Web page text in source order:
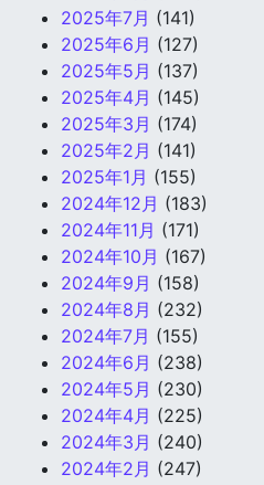
2025年7月 (141)
2025年6月 (127)
2025年5月 (137)
2025年4月 (145)
2025年3月 (174)
2025年2月 (141)
2025年1月 (155)
2024年12月 (183)
2024年11月 (171)
2024年10月 (167)
2024年9月 (158)
2024年8月 (232)
2024年7月 (155)
2024年6月 (238)
2024年5月 (230)
2024年4月 (225)
2024年3月 (240)
2024年2月 (247)